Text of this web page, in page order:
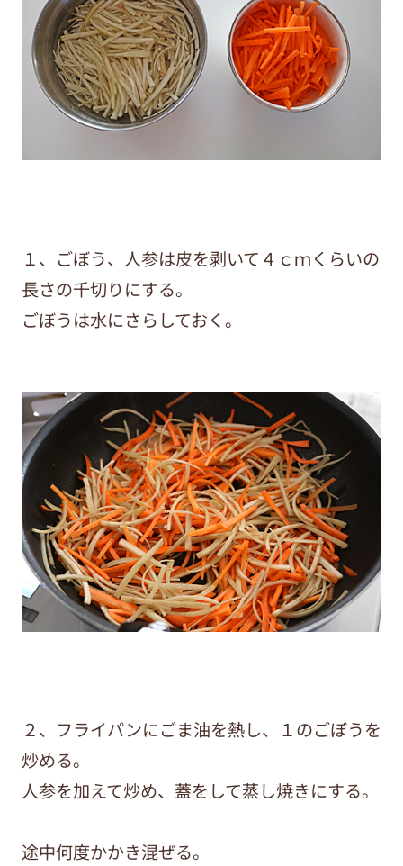
１、ごぼう、人参は皮を剥いて４ｃｍくらいの
長さの千切りにする。
ごぼうは水にさらしておく。
２、フライパンにごま油を熱し、１のごぼうを
炒める。
人参を加えて炒め、蓋をして蒸し焼きにする。
途中何度かかき混ぜる。